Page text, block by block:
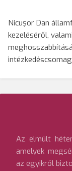
Nicușor Dan
kezeléséről,
Az elmúlt
amelyek
az egyikről